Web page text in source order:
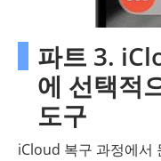
파트 3.
에 선택적
도구
iCloud 복구 과정에서